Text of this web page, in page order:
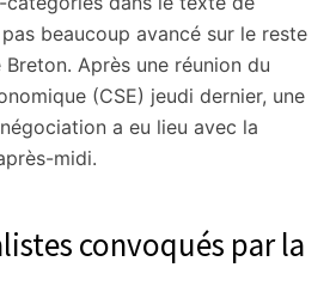
beaucoup avancé sur le reste
Après une réunion du
(CSE) jeudi dernier, une
a eu lieu avec la
midi.
convoqués par la